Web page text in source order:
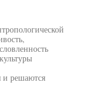
и решаются